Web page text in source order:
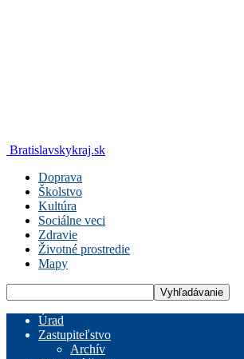
Bratislavskykraj.sk
Doprava
Školstvo
Kultúra
Sociálne veci
Zdravie
Životné prostredie
Mapy
Úrad
Zastupiteľstvo
Archív